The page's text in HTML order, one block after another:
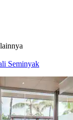
Seminyak